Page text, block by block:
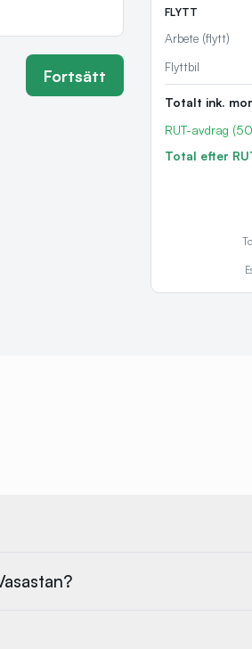
Fortsätt
FLYTT
Arbete (flytt)
Flyttbil
Totalt ink.
RUT-avdrag
Total efter